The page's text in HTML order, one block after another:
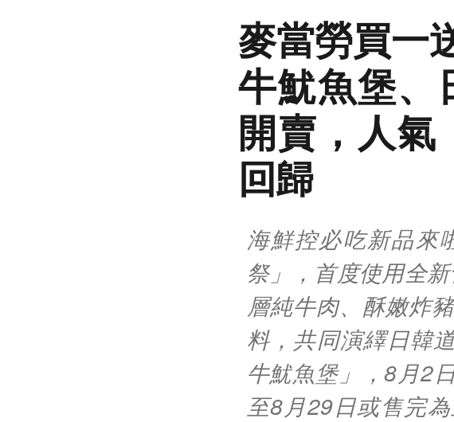
麥當勞買一
牛魷魚堡、
開賣，人氣
回歸
海鮮控必吃新品來
祭」，首度使用全
層純牛肉、酥嫩炸
料，共同演繹日韓
牛魷魚堡」，8月2
至8月29日或售完